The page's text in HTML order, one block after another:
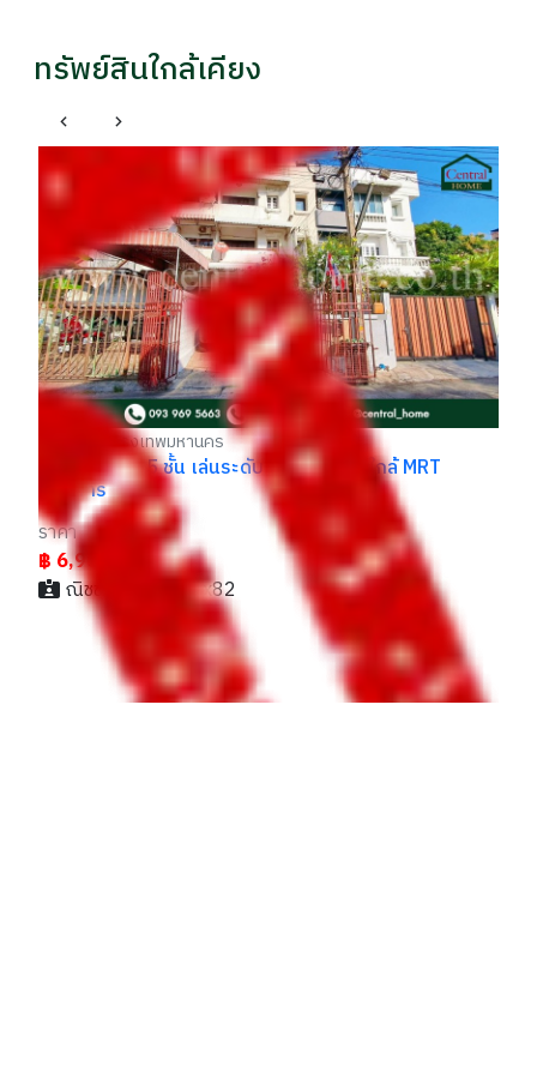
ทรัพย์สินใกล้เคียง
พญาไท กรุงเทพมหานคร
ทาวน์เฮ้าส์ 3.5 ชั้น เล่นระดับ ซ.ชูจิตารมย์ ใกล้ MRT
สุทธิสาร
ราคา
฿ 6,900,000
ณิชชา / 088xxxxx82